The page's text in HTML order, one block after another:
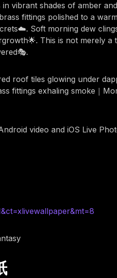
vibrant shades of amber
fittings polished to a
Soft morning dew
This is not merely
roof tiles glowing under
fittings exhaling smoke｜
video and iOS Live